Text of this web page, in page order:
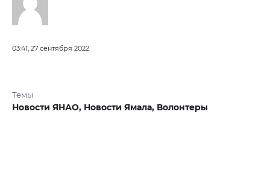
03:41, 27 сентября 2022
Темы
Новости ЯНАО, Новости Ямала, Волонтеры